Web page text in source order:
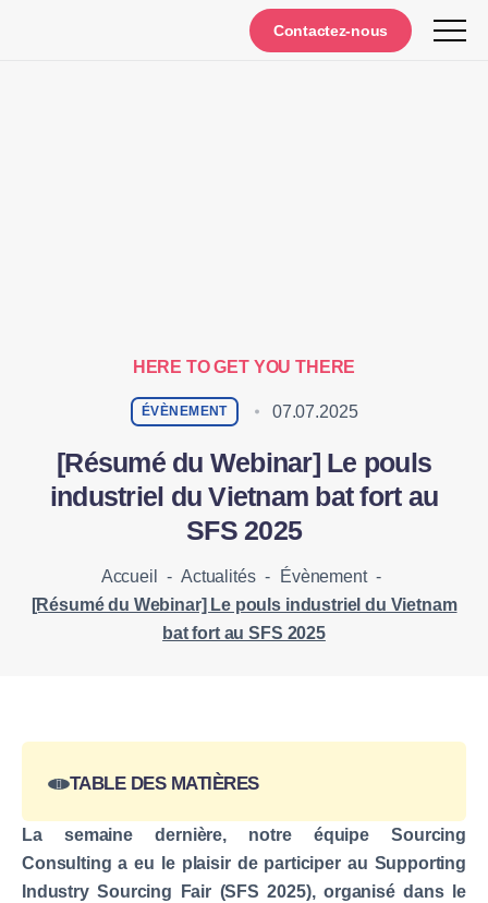
HERE TO GET YOU THERE
ÉVÈNEMENT 07.07.2025
[Résumé du Webinar] Le pouls
industriel du Vietnam bat fort au
SFS 2025
Accueil - Actualités - Évènement -
[Résumé du Webinar] Le pouls industriel du Vietnam
bat fort au SFS 2025
Contactez-nous
La semaine dernière, notre équipe Sourcing
Consulting a eu le plaisir de participer au Supporting
Industry Sourcing Fair (SFS 2025), organisé dans le
TABLE DES MATIÈRES